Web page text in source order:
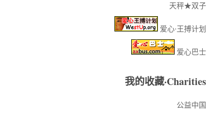
天秤★双子
爱心·王搏计划
爱心巴士
我的收藏·Charities
公益中国